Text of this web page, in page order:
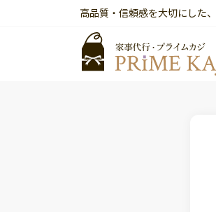
高品質・信頼感を大切にした